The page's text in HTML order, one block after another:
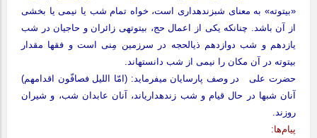
«بیتوته» به معنای شب‏زنده‏داری است، خواه تمام شب یا نیمی یا بخشی
از آن باشد. چنانکه یکی از اعمال حج، بیتوته‏ی زائران و حاجیان در شب
یازدهم و شب دوازدهم ذی‏الحجه در سرزمین مِنی‏ است و فقها مقدار
بیتوته در آن مکان را نیمی از شب دانسته‏اند.
حضرت علی در وصف پارسایان می‏فرماید: (امّا اللیل فصافّون اقدامهم)
آنان شب‏ها در حال قیام و شب زنده‏داری‏اند، آنان عابدان شب، و شیران
روزند.
پیام‌ها: